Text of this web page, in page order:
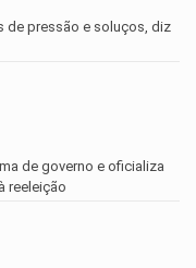
de pressão e soluços, diz
de governo e oficializa
reeleição